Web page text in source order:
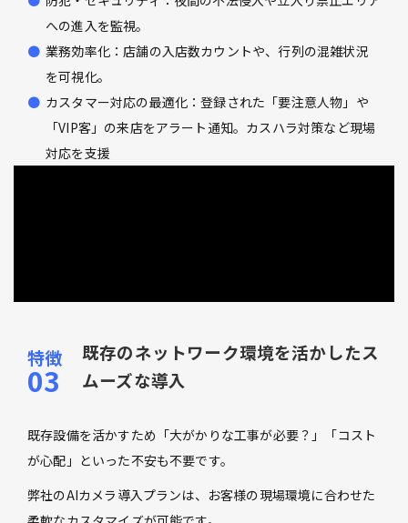
への進入を監視。
業務効率化：店舗の入店数カウントや、行列の混雑状況
を可視化。
カスタマー対応の最適化：登録された「要注意人物」や
「VIP客」の来店をアラート通知。カスハラ対策など現場
対応を支援
既存のネットワーク環境を活かしたス
ムーズな導入
既存設備を活かすため「大がかりな工事が必要？」「コスト
が心配」といった不安も不要です。
弊社のAIカメラ導入プランは、お客様の現場環境に合わせた